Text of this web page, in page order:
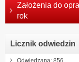
Założenia do
rok
Licznik odwiedzin
Odwiedzana: 856